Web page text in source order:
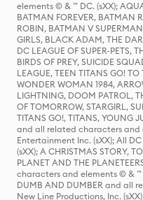
elements © & ™ DC. (sXX);
BATMAN FOREVER, BATMAN
ROBIN, BATMAN V
GIRLS, BLACK ADAM, THE
DC LEAGUE OF SUPER-PETS,
BIRDS OF PREY, SUICIDE
LEAGUE, TEEN TITANS GO!
WONDER WOMAN 1984,
LIGHTNING, DOOM PATROL,
OF TOMORROW, STARGIRL,
TITANS GO!, TITANS, YOUNG
and all related characters and
Entertainment Inc. (sXX); All
(sXX); A CHRISTMAS STORY,
PLANET AND THE
characters and elements © & ™
DUMB AND DUMBER and all
New Line Productions, Inc.